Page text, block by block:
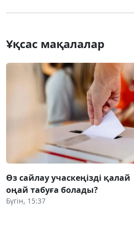
Ұқсас мақалалар
Өз сайлау учаскеңізді қалай
оңай табуға болады?
Бүгін, 15:37